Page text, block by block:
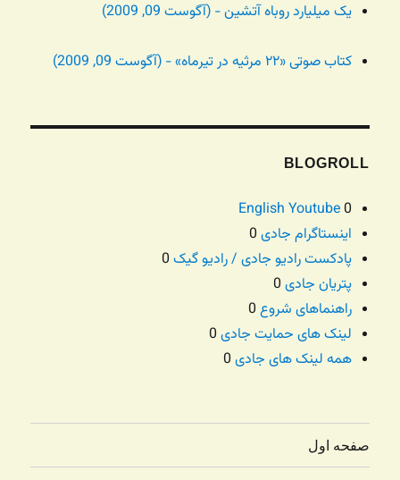
یک میلیارد روباه آتشین - (آگوست 09, 2009)
کتاب صوتی «۲۲ مرثیه در تیرماه» - (آگوست 09, 2009)
BLOGROLL
English Youtube0
اینستاگرام جادی
پادکست رادیو جادی / رادیو گیک
پتریان جادی
راهنماهای شروع
لینک های حمایت جادی
همه لینک های جادی
صفحه اول